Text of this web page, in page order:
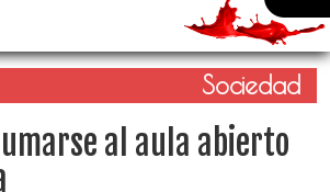
Sociedad
al aula abierto